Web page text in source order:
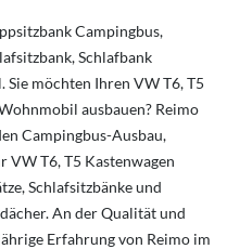
Campingbus,
Schlafbank
möchten Ihren VW T6, T5
ausbauen? Reimo
Campingbus-Ausbau,
VW T6, T5 Kastenwagen
Schlafsitzbänke und
An der Qualität und
Erfahrung von Reimo im